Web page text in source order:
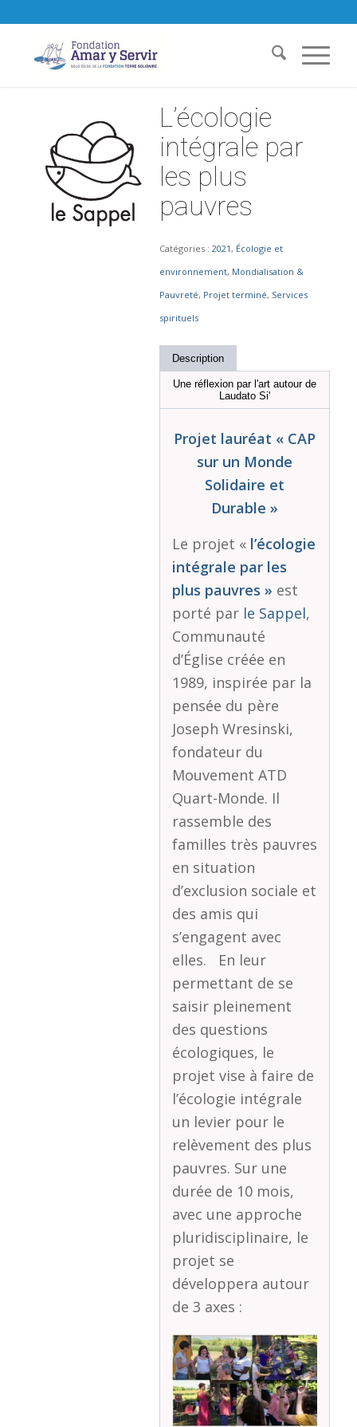
L’écologie
intégrale par
les plus
pauvres
Catégories :2021, Écologie et
environnement, Mondialisation &
Pauvreté, Projet terminé, Services
spirituels
Description
Une réflexion par l'art autour de
Laudato Si'
Projet lauréat « CAP
sur un Monde
Solidaire et
Durable »
Le projet « l’écologie
intégrale par les
plus pauvres » est
porté par le Sappel,
Communauté
d’Église créée en
1989, inspirée par la
pensée du père
Joseph Wresinski,
fondateur du
Mouvement ATD
Quart-Monde. Il
rassemble des
familles très pauvres
en situation
d’exclusion sociale et
des amis qui
s’engagent avec
elles. En leur
permettant de se
saisir pleinement
des questions
écologiques, le
projet vise à faire de
l’écologie intégrale
un levier pour le
relèvement des plus
pauvres. Sur une
durée de 10 mois,
avec une approche
pluridisciplinaire, le
projet se
développera autour
de 3 axes :